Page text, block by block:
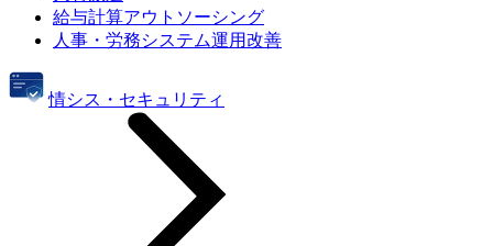
給与計算アウトソーシング
人事・労務システム運用改善
情シス・セキュリティ